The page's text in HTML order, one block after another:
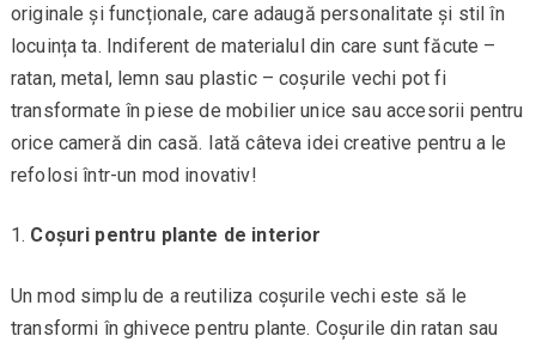
originale și funcționale, care adaugă personalitate și stil în
locuința ta. Indiferent de materialul din care sunt făcute –
ratan, metal, lemn sau plastic – coșurile vechi pot fi
transformate în piese de mobilier unice sau accesorii pentru
orice cameră din casă. Iată câteva idei creative pentru a le
refolosi într-un mod inovativ!
Coșuri pentru plante de interior
Un mod simplu de a reutiliza coșurile vechi este să le
transformi în ghivece pentru plante. Coșurile din ratan sau